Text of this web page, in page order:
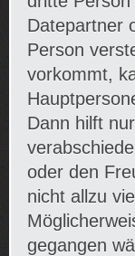
Datepartner
Person
vorkommt,
Dann hilft
oder den
nicht allzu
gegangen